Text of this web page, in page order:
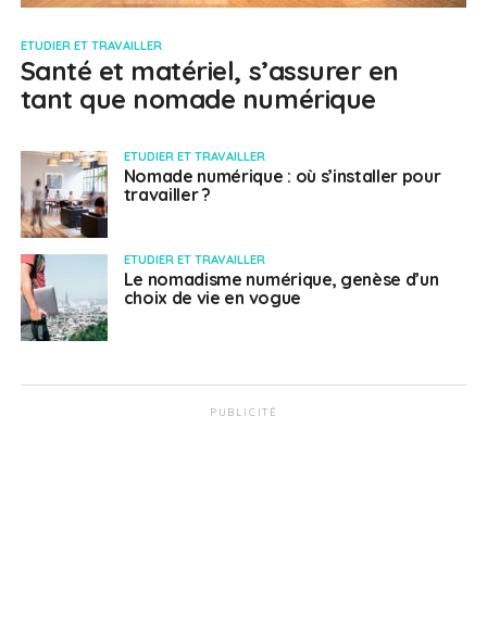
ETUDIER ET TRAVAILLER
Santé et matériel, s’assurer en
tant que nomade numérique
ETUDIER ET TRAVAILLER
Nomade numérique : où s’installer pour
travailler ?
ETUDIER ET TRAVAILLER
Le nomadisme numérique, genèse d’un
choix de vie en vogue
PUBLICITÉ